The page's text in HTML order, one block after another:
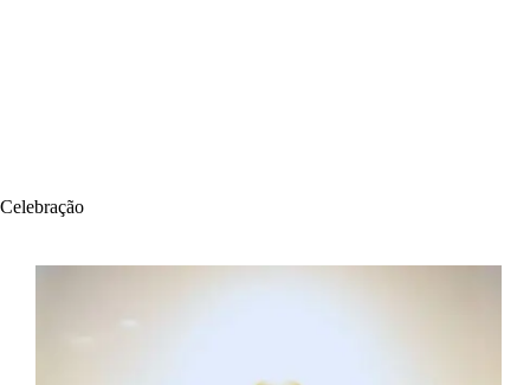
Celebração